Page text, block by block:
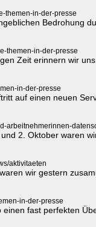
themen-in-der-presse
Bedrohung
themen-in-der-presse
Zeit erinnern wir
in-der-presse
auf einen neuen
arbeitnehmerinnen-
2. Oktober waren
aktivitaeten
wir gestern
in-der-presse
fast perfekten